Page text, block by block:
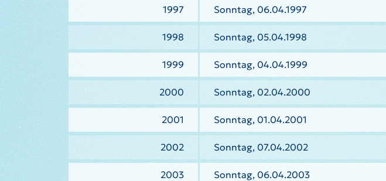
1997 Sonntag, 06.04.1997
1998 Sonntag, 05.04.1998
1999 Sonntag, 04.04.1999
2000 Sonntag, 02.04.2000
2001 Sonntag, 01.04.2001
2002 Sonntag, 07.04.2002
2003 Sonntag, 06.04.2003